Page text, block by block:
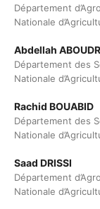
Département
Nationale
Abdellah
Département des
Nationale
Rachid BOUABID
Département des
Nationale
Saad DRISSI
Département
Nationale